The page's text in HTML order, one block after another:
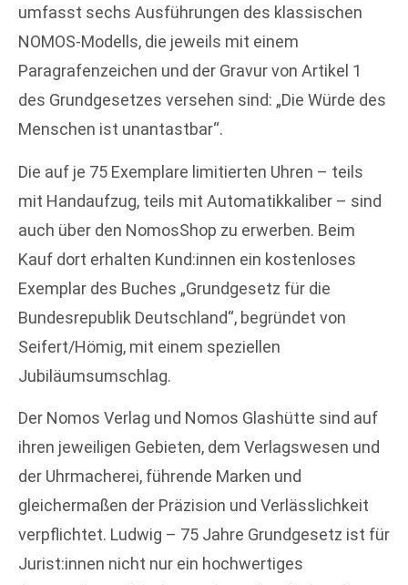
umfasst sechs Ausführungen des klassischen
NOMOS-Modells, die jeweils mit einem
Paragrafenzeichen und der Gravur von Artikel 1
des Grundgesetzes versehen sind: „Die Würde des
Menschen ist unantastbar“.
Die auf je 75 Exemplare limitierten Uhren – teils
mit Handaufzug, teils mit Automatikkaliber – sind
auch über den NomosShop zu erwerben. Beim
Kauf dort erhalten Kund:innen ein kostenloses
Exemplar des Buches „Grundgesetz für die
Bundesrepublik Deutschland“, begründet von
Seifert/Hömig, mit einem speziellen
Jubiläumsumschlag.
Der Nomos Verlag und Nomos Glashütte sind auf
ihren jeweiligen Gebieten, dem Verlagswesen und
der Uhrmacherei, führende Marken und
gleichermaßen der Präzision und Verlässlichkeit
verpflichtet. Ludwig – 75 Jahre Grundgesetz ist für
Jurist:innen nicht nur ein hochwertiges